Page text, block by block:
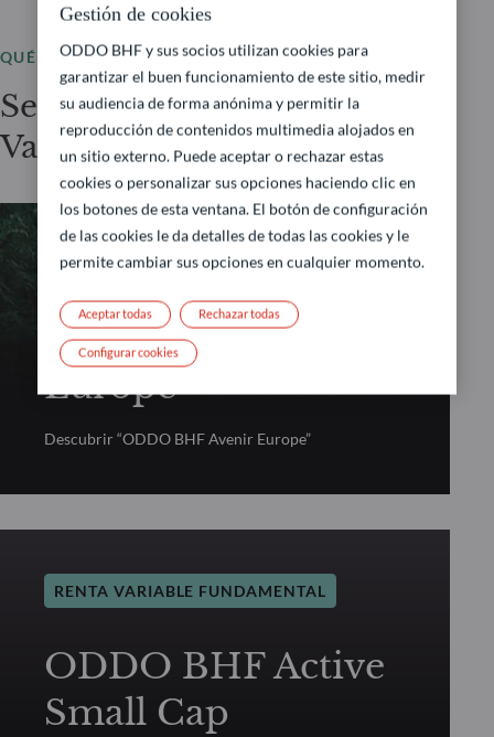
QUÉ OFRECEMOS
Selección de fondos – Renta
Variable Fundamental
RENTA VARIABLE FUNDAMENTAL
ODDO BHF Avenir
Europe
Descubrir “ODDO BHF Avenir Europe”
RENTA VARIABLE FUNDAMENTAL
ODDO BHF Active
Small Cap
Gestión de cookies
ODDO BHF y sus socios utilizan cookies para
garantizar el buen funcionamiento de este sitio, medir
su audiencia de forma anónima y permitir la
reproducción de contenidos multimedia alojados en
un sitio externo. Puede aceptar o rechazar estas
cookies o personalizar sus opciones haciendo clic en
los botones de esta ventana. El botón de configuración
de las cookies le da detalles de todas las cookies y le
permite cambiar sus opciones en cualquier momento.
Rechazar todas
Aceptar todas
Configurar cookies